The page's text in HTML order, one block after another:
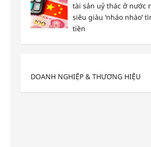
tài sản uỷ thác ở nước
siêu giàu ‘nháo nhào’
tiền
DOANH NGHIỆP & THƯƠNG HIỆU